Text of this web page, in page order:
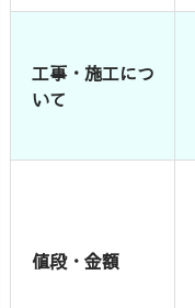
工事・施工につ
いて
値段・金額